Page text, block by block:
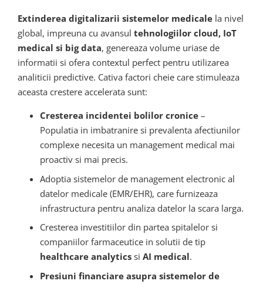
Extinderea digitalizarii sistemelor medicale la nivel
global, impreuna cu avansul tehnologiilor cloud, IoT
medical si big data, genereaza volume uriase de
informatii si ofera contextul perfect pentru utilizarea
analiticii predictive. Cativa factori cheie care stimuleaza
aceasta crestere accelerata sunt:
Cresterea incidentei bolilor cronice–
Populatia in imbatranire si prevalenta afectiunilor
complexe necesita un management medical mai
proactiv si mai precis.
Adoptia sistemelor de management electronic al
datelor medicale (EMR/EHR), care furnizeaza
infrastructura pentru analiza datelor la scara larga.
Cresterea investitiilor din partea spitalelor si
companiilor farmaceutice in solutii de tip
healthcare analyticssi AI medical.
Presiuni financiare asupra sistemelor de